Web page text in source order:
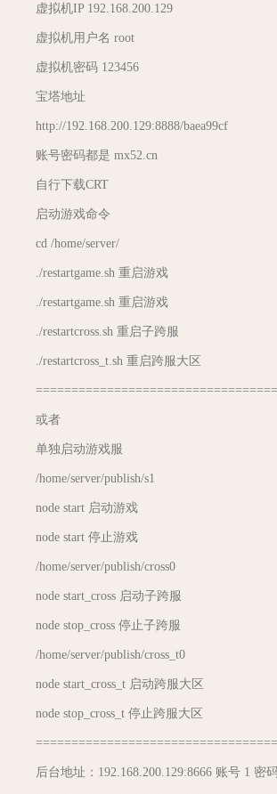
虚拟机IP 192.168.200.129
虚拟机用户名 root
虚拟机密码 123456
宝塔地址
http://192.168.200.129:8888/baea99cf
账号密码都是 mx52.cn
自行下载CRT
启动游戏命令
cd /home/server/
./restartgame.sh 重启游戏
./restartgame.sh 重启游戏
./restartcross.sh 重启子跨服
./restartcross_t.sh 重启跨服大区
或者
单独启动游戏服
/home/server/publish/s1
node start 启动游戏
node start 停止游戏
/home/server/publish/cross0
node start_cross 启动子跨服
node stop_cross 停止子跨服
/home/server/publish/cross_t0
node start_cross_t 启动跨服大区
node stop_cross_t 停止跨服大区
后台地址：192.168.200.129:8666 账号 1 密